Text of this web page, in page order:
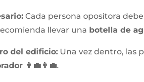
Cada persona opositora
llevar una botella de
del edificio: Una vez dentro, las
👩‍💼👨‍💼.